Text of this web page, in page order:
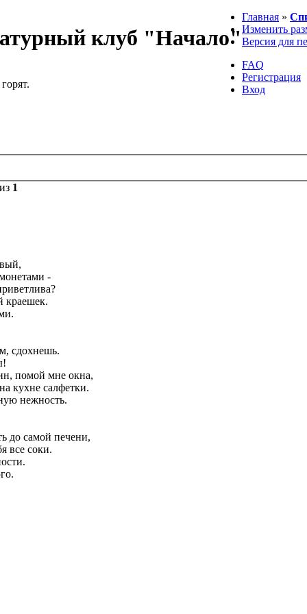
клуб "Начало"
Главная »
Изменить
Версия для
FAQ
Регистрация
Вход
из 1
-
краешек.
сдохнешь.
помой мне окна,
кухне салфетки.
нежность.
до самой печени,
все соки.